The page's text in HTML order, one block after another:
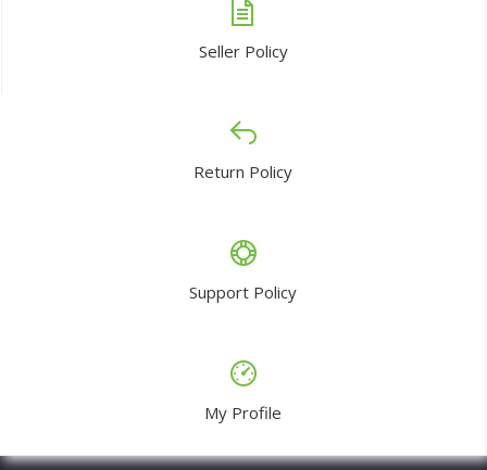
Seller Policy
Return Policy
Support Policy
My Profile